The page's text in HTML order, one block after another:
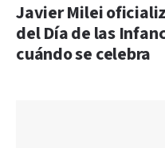
Javier Milei
del Día de las
cuándo se celebra